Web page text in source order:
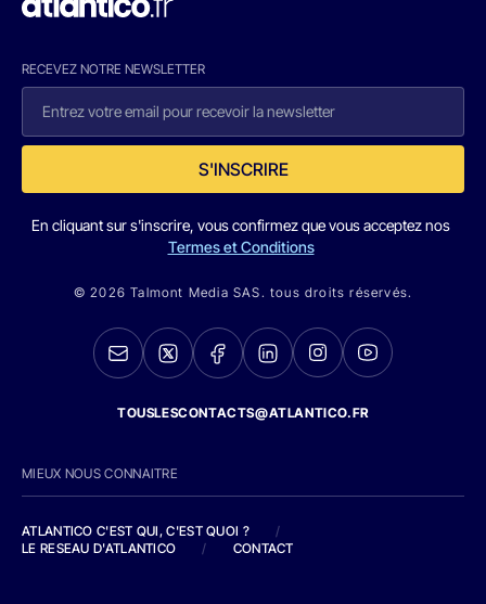
RECEVEZ NOTRE NEWSLETTER
S'INSCRIRE
En cliquant sur s'inscrire, vous confirmez que vous acceptez nos
Termes et Conditions
© 2026 Talmont Media SAS. tous droits réservés.
TOUSLESCONTACTS@ATLANTICO.FR
MIEUX NOUS CONNAITRE
ATLANTICO C'EST QUI, C'EST QUOI ?
/
LE RESEAU D'ATLANTICO
/ CONTACT